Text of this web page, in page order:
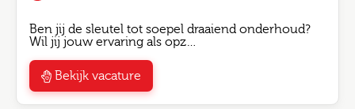
Ben jij de sleutel tot soepel draaiend onderhoud?
Wil jij jouw ervaring als opz…
Bekijk vacature